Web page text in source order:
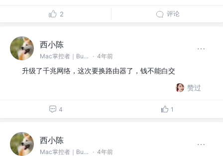
2 评论
西小陈
Mac掌控者｜Bug缔造和毁灭者 @中通科技 · 4年前
升级了千兆网络，这次要换路由器了，钱不能白交
赞过
4 1
西小陈
Mac掌控者｜Bug缔造和毁灭者 @中通科技 · 4年前